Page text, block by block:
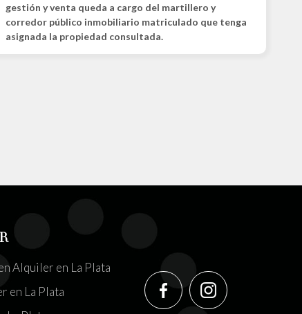
gestión y venta queda a cargo del martillero y
corredor público inmobiliario matriculado que tenga
asignada la propiedad consultada.
Alquiler en La Plata
en La Plata